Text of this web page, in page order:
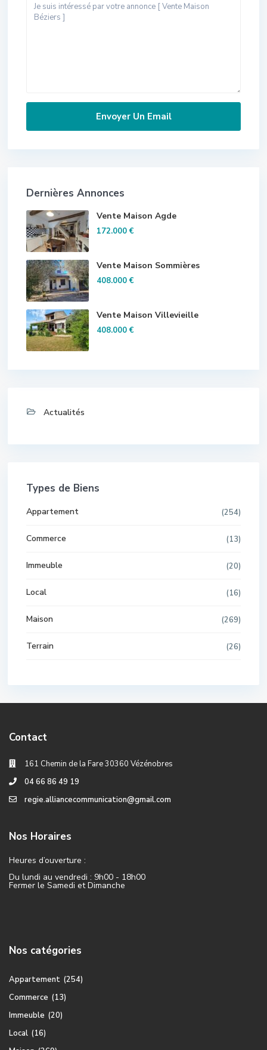
Dernières Annonces
Vente Maison Agde
172.000 €
Vente Maison Sommières
408.000 €
Vente Maison Villevieille
408.000 €
Actualités
Types de Biens
Appartement (254)
Commerce (13)
Immeuble (20)
Local (16)
Maison (269)
Terrain (26)
Contact
161 Chemin de la Fare 30360 Vézénobres
04 66 86 49 19
regie.alliancecommunication@gmail.com
Nos Horaires
Heures d’ouverture :
Du lundi au vendredi : 9h00 - 18h00
Fermer le Samedi et Dimanche
Nos catégories
Appartement (254)
Commerce (13)
Immeuble (20)
Local (16)